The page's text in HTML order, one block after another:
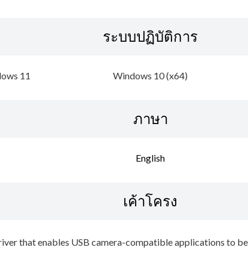
ระบบปฏิบัติการ
11 Windows 10 (x64)
ภาษา
English
เค้าโครง
that enables USB camera-compatible applications to